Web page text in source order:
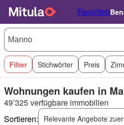
Favoriten
Filter Stichwörter Preis
Wohnungen kaufen in
49’325 verfügbare immobilien
Sortieren:
Relevante Angebote